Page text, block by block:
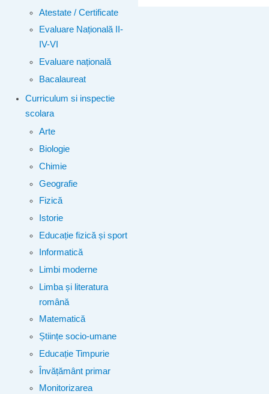
Atestate / Certificate
Evaluare Națională II-
IV-VI
Evaluare națională
Bacalaureat
Curriculum si inspectie
scolara
Arte
Biologie
Chimie
Geografie
Fizică
Istorie
Educație fizică și sport
Informatică
Limbi moderne
Limba și literatura
română
Matematică
Științe socio-umane
Educație Timpurie
Învățământ primar
Monitorizarea